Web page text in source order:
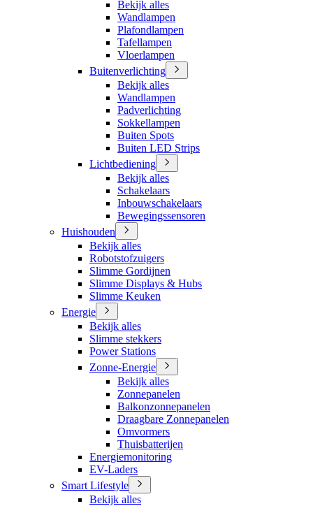
Bekijk alles
Wandlampen
Plafondlampen
Tafellampen
Vloerlampen
Buitenverlichting
Bekijk alles
Wandlampen
Padverlichting
Sokkellampen
Buiten Spots
Buiten LED Strips
Lichtbediening
Bekijk alles
Schakelaars
Inbouwschakelaars
Bewegingssensoren
Huishouden
Bekijk alles
Robotstofzuigers
Slimme Gordijnen
Slimme Displays & Hubs
Slimme Keuken
Energie
Bekijk alles
Slimme stekkers
Power Stations
Zonne-Energie
Bekijk alles
Zonnepanelen
Balkonzonnepanelen
Draagbare Zonnepanelen
Omvormers
Thuisbatterijen
Energiemonitoring
EV-Laders
Smart Lifestyle
Bekijk alles